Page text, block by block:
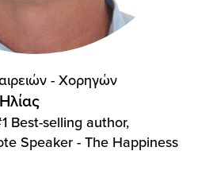
- Χορηγών
Best-selling author,
Speaker - The Happiness